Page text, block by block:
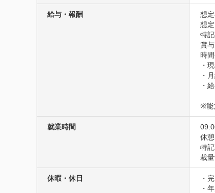
給与・報酬
想
想
特
賞
時
・
・
・
※能
就業時間
休
特
裁
休暇・休日
・
・